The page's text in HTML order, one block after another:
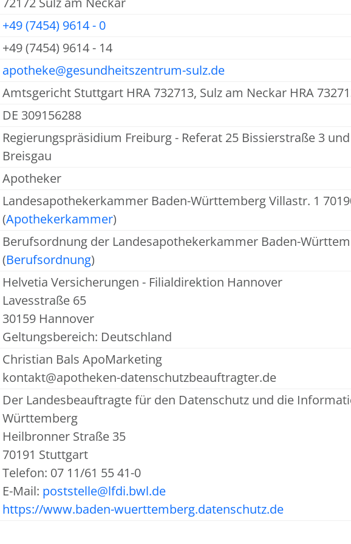
+49 (7454) 9614 - 0
+49 (7454) 9614 - 14
apotheke@gesundheitszentrum-sulz.de
Amtsgericht Stuttgart HRA 732713, Sulz am Neckar HRA
DE 309156288
Regierungspräsidium Freiburg - Referat 25 Bissierstraße 3
Breisgau
Apotheker
Landesapothekerkammer Baden-Württemberg Villastr. 1
(Apothekerkammer)
Berufsordnung der Landesapothekerkammer Baden-
(Berufsordnung)
Helvetia Versicherungen - Filialdirektion Hannover
Lavesstraße 65
30159 Hannover
Geltungsbereich: Deutschland
Christian Bals ApoMarketing
kontakt@apotheken-datenschutzbeauftragter.de
Der Landesbeauftragte für den Datenschutz und die
Württemberg
Heilbronner Straße 35
70191 Stuttgart
Telefon: 07 11/61 55 41-0
E-Mail: poststelle@lfdi.bwl.de
https://www.baden-wuerttemberg.datenschutz.de